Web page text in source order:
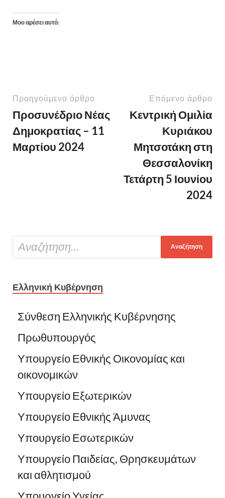
Μου αρέσει αυτό:
Προηγούμενο άρθρο
Προσυνέδριο Νέας
Δημοκρατίας – 11
Μαρτίου 2024
Επόμενο άρθρο
Κεντρική Ομιλία
Κυριάκου
Μητσοτάκη στη
Θεσσαλονίκη
Τετάρτη 5 Ιουνίου
2024
Ελληνική Κυβέρνηση
Σύνθεση Ελληνικής Κυβέρνησης
Πρωθυπουργός
Υπουργείο Εθνικής Οικονομίας και
οικονομικών
Υπουργείο Εξωτερικών
Υπουργείο Εθνικής Άμυνας
Υπουργείο Εσωτερικών
Υπουργείο Παιδείας, Θρησκευμάτων
και αθλητισμού